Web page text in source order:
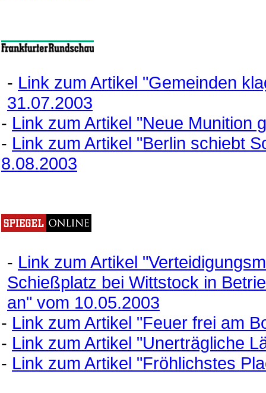
- Link zum Artikel "Gemeinden
31.07.2003
- Link zum Artikel "Neue Munition
- Link zum Artikel "Berlin schiebt
8.08.2003
- Link zum Artikel
Schießplatz bei Wittstock in
an" vom 10.05.2003
- Link zum Artikel "Feuer frei am
- Link zum Artikel "Unerträgliche
- Link zum Artikel "Fröhlichstes